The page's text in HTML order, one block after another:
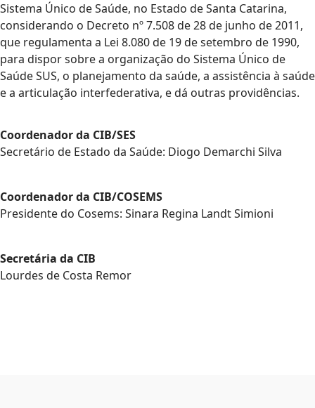
Sistema Único de Saúde, no Estado de Santa Catarina,
considerando o Decreto nº 7.508 de 28 de junho de 2011,
que regulamenta a Lei 8.080 de 19 de setembro de 1990,
para dispor sobre a organização do Sistema Único de
Saúde SUS, o planejamento da saúde, a assistência à saúde
e a articulação interfederativa, e dá outras providências.
Coordenador da CIB/SES
Secretário de Estado da Saúde: Diogo Demarchi Silva
Coordenador da CIB/COSEMS
Presidente do Cosems: Sinara Regina Landt Simioni
Secretária da CIB
Lourdes de Costa Remor